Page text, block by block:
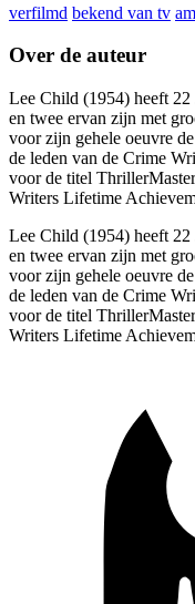
verfilmd bekend van tv
Over de auteur
Lee Child (1954) heeft 22
en twee ervan zijn met
voor zijn gehele oeuvre
de leden van de Crime
voor de titel
Writers Lifetime
Lee Child (1954) heeft 22
en twee ervan zijn met
voor zijn gehele oeuvre
de leden van de Crime
voor de titel
Writers Lifetime